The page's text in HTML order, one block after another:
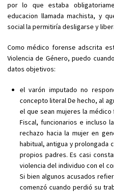
por lo que estaba
educacion llamada machista, y
social la permitiría desligarse y
Como médico forense adscrita
Violencia de Género, puedo
datos objetivos:
el varón imputado no
concepto literal De hecho, al
el que sean mujeres la
Fiscal, funcionarios e incluso
rechazo hacia la mujer en
habitual, antigua y prolongada
propios padres. Es casi
violencia del individuo con el
Si bien algunos acusados
comenzó cuando perdió su